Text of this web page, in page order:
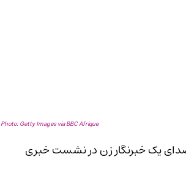
Photo: Getty Images via BBC Afrique
در قطع صدای یک خبرنگار زن در نشست خبری